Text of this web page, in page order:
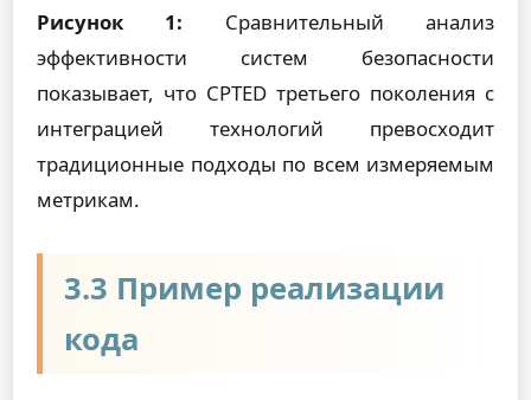
Рисунок 1: Сравнительный анализ
эффективности систем безопасности
показывает, что CPTED третьего поколения с
интеграцией технологий превосходит
традиционные подходы по всем измеряемым
метрикам.
3.3 Пример реализации
кода